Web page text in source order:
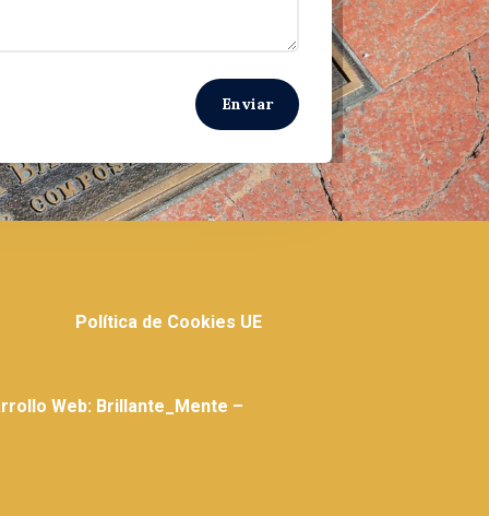
Enviar
Política de Cookies UE
Web: Brillante_Mente –